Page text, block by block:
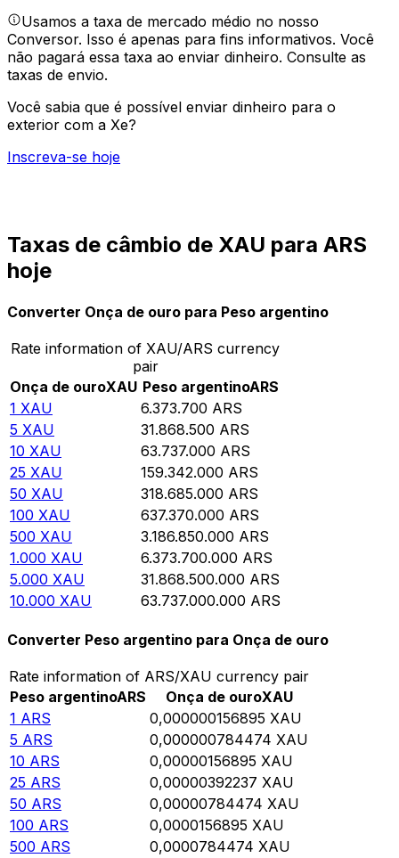
Usamos a taxa de mercado médio no nosso
Conversor. Isso é apenas para fins informativos. Você
não pagará essa taxa ao enviar dinheiro. Consulte as
taxas de envio.
Você sabia que é possível enviar dinheiro para o
exterior com a Xe?
Inscreva-se hoje
Taxas de câmbio de XAU para ARS
hoje
Converter Onça de ouro para Peso argentino
Rate information of XAU/ARS currency
pair
Onça de ouroXAU Peso argentinoARS
1 XAU 6.373.700 ARS
5 XAU 31.868.500 ARS
10 XAU 63.737.000 ARS
25 XAU 159.342.000 ARS
50 XAU 318.685.000 ARS
100 XAU 637.370.000 ARS
500 XAU 3.186.850.000 ARS
1.000 XAU 6.373.700.000 ARS
5.000 XAU 31.868.500.000 ARS
10.000 XAU 63.737.000.000 ARS
Converter Peso argentino para Onça de ouro
Rate information of ARS/XAU currency pair
Peso argentinoARS Onça de ouroXAU
1 ARS 0,000000156895 XAU
5 ARS 0,000000784474 XAU
10 ARS 0,00000156895 XAU
25 ARS 0,00000392237 XAU
50 ARS 0,00000784474 XAU
100 ARS 0,0000156895 XAU
500 ARS 0,0000784474 XAU